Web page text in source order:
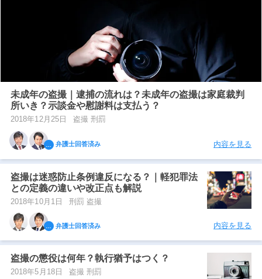
未成年の盗撮｜逮捕の流れは？未成年の盗撮は家庭裁判
所いき？示談金や慰謝料は支払う？
2018年12月25日 盗撮 刑罰
弁護士回答済み 内容を見る
盗撮は迷惑防止条例違反になる？｜軽犯罪法
との定義の違いや改正点も解説
2018年10月1日 刑罰 盗撮
弁護士回答済み 内容を見る
盗撮の懲役は何年？執行猶予はつく？
2018年5月18日 盗撮 刑罰